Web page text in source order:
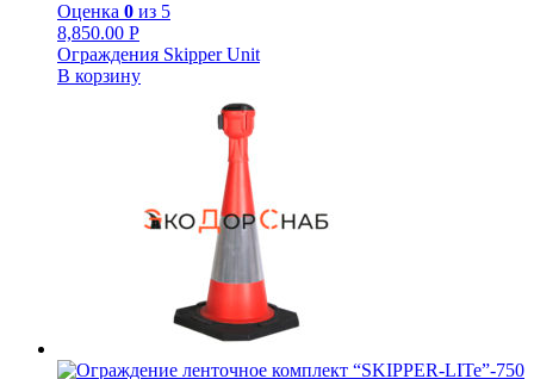
Оценка 0 из 5
8,850.00 Р
Ограждения Skipper Unit
В корзину